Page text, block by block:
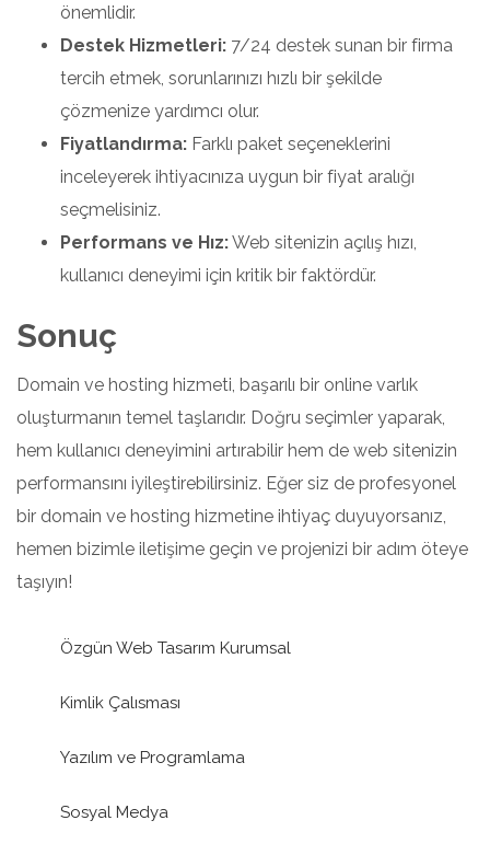
önemlidir.
Destek Hizmetleri: 7/24 destek sunan bir firma
tercih etmek, sorunlarınızı hızlı bir şekilde
çözmenize yardımcı olur.
Fiyatlandırma: Farklı paket seçeneklerini
inceleyerek ihtiyacınıza uygun bir fiyat aralığı
seçmelisiniz.
Performans ve Hız:Web sitenizin açılış hızı,
kullanıcı deneyimi için kritik bir faktördür.
Sonuç
Domain ve hosting hizmeti, başarılı bir online varlık
oluşturmanın temel taşlarıdır. Doğru seçimler yaparak,
hem kullanıcı deneyimini artırabilir hem de web sitenizin
performansını iyileştirebilirsiniz. Eğer siz de profesyonel
bir domain ve hosting hizmetine ihtiyaç duyuyorsanız,
hemen bizimle iletişime geçin ve projenizi bir adım öteye
taşıyın!
Özgün Web Tasarım Kurumsal
Kimlik Çalısması
Yazılım ve Programlama
Sosyal Medya